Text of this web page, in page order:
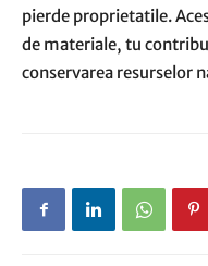
pierde proprietatile.
de materiale, tu
conservarea resurselor